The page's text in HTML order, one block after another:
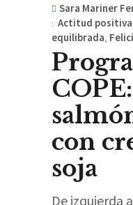
Sara Mariner
Actitud positiva
equilibrada
con
soja
De izquierda